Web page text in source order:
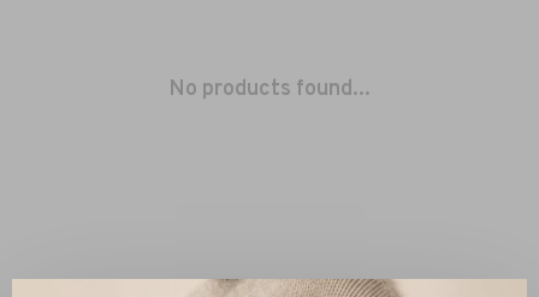
No products found...